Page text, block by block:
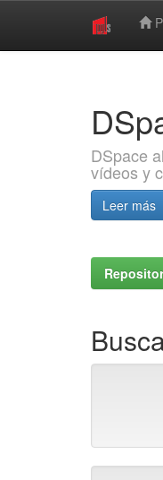
DSpace
vídeos y
Leer más